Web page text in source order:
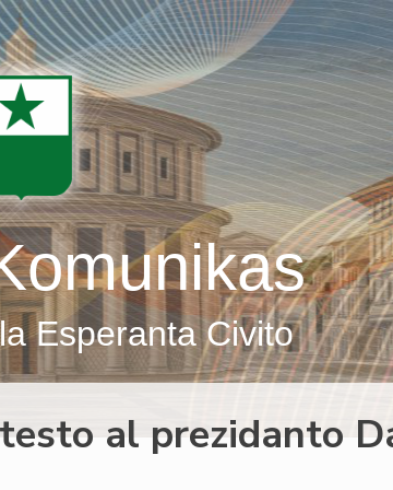
Esperanta Civito
al prezidanto